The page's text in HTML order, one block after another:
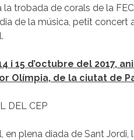
la trobada de corals de la
de la música, petit
i 15 d’octubre del 2017,
Olímpia, de la ciutat de
DEL CEP
en plena diada de Sant